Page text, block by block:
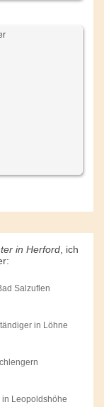
in Herford , ich
Salzuflen
in Löhne
Leopoldshöhe